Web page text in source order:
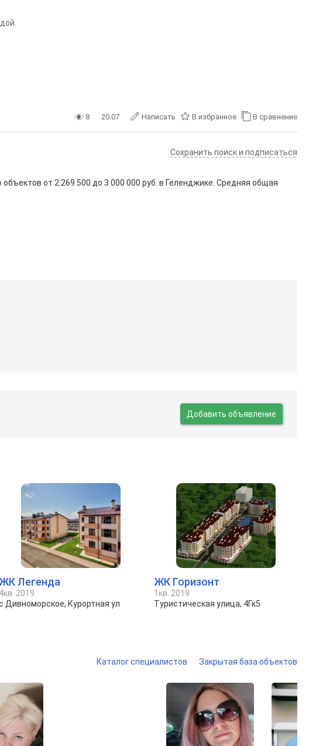
8 20.07 Написать В избранное В сравнение
Сохранить поиск и подписаться
объектов от 2 269 500 до 3 000 000 руб. в Геленджике. Средняя общая
Добавить объявление
ЖК Легенда
4кв. 2019
Дивноморское, Курортная ул
ЖК Горизонт
1кв. 2019
Туристическая улица, 4Гк5
Каталог специалистов Закрытая база объектов